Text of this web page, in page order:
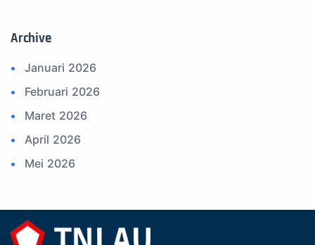
12. Federasi Aero Sport Indonesia
13. Satuan Karya Dirgantara - Pramuka
14. Komite Olahraga Militer Indonesia (komi)
15. Upacara
16. Sertijab
17. Potensi Kedirgantaraan
19. Agenda TNI
20. Agenda TNI AU
Archive
Januari 2026
Februari 2026
Maret 2026
April 2026
Mei 2026
Juli 2026
Agustus 2026